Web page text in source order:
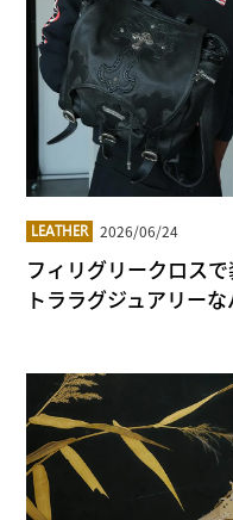
LEATHER 2026/06/24
フィリグリークロス
トララグジュアリー